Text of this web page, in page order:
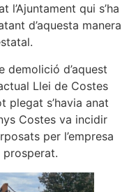
l’Ajuntament qui s’ha
d’aquesta manera
demolició d’aquest
Llei de Costes
plegat s’havia anat
Costes va incidir
per l’empresa